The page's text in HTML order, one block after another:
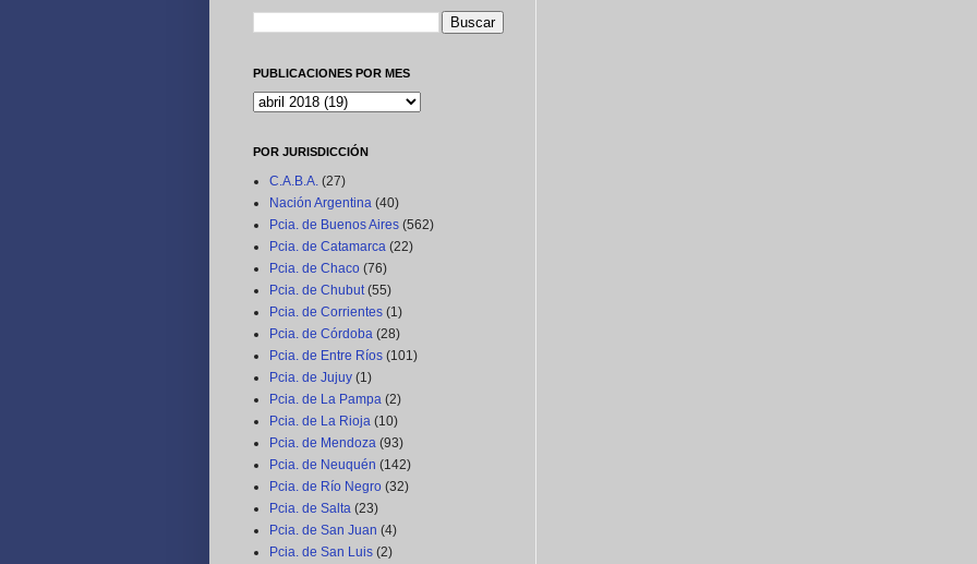
PUBLICACIONES POR MES
POR JURISDICCIÓN
C.A.B.A. (27)
Nación Argentina (40)
Pcia. de Buenos Aires (562)
Pcia. de Catamarca (22)
Pcia. de Chaco (76)
Pcia. de Chubut (55)
Pcia. de Corrientes (1)
Pcia. de Córdoba (28)
Pcia. de Entre Ríos (101)
Pcia. de Jujuy (1)
Pcia. de La Pampa (2)
Pcia. de La Rioja (10)
Pcia. de Mendoza (93)
Pcia. de Neuquén (142)
Pcia. de Río Negro (32)
Pcia. de Salta (23)
Pcia. de San Juan (4)
Pcia. de San Luis (2)